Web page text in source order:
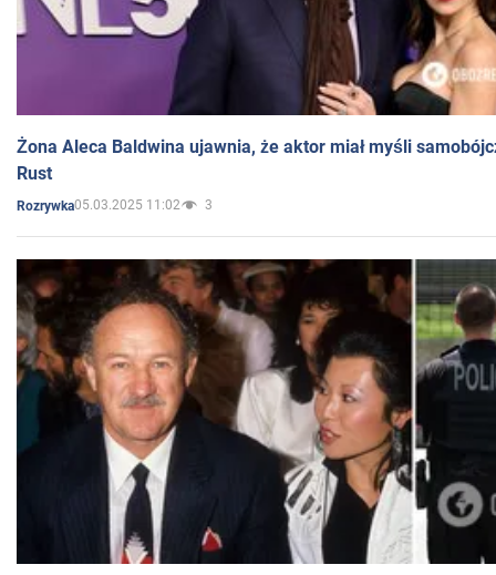
Żona Aleca Baldwina ujawnia, że aktor miał myśli
Rust
Rozrywka05.03.2025 11:02 3